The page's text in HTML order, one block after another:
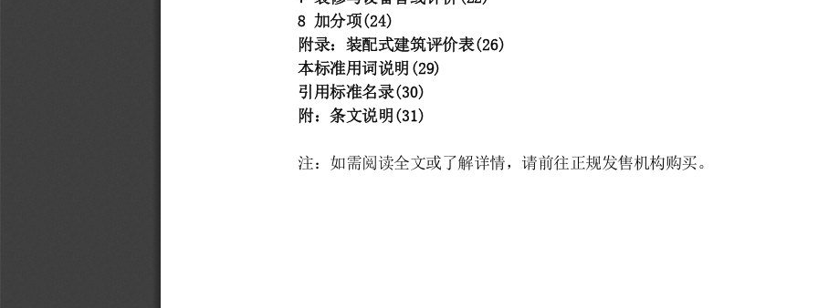
8 加分项(24)
附录：装配式建筑评价表(26)
本标准用词说明 (29)
引用标准名录(30)
附：条文说明(31)
注： 如需阅读全文或了解详情，请前往正规发售机构购买。